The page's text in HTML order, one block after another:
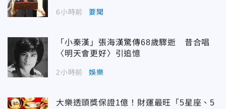
6小時前 要聞
「小秦漢」張海漢驚傳68歲驟逝 昔合唱
〈明天會更好〉引追憶
2小時前 娛樂
大樂透頭獎保證1億！財運最旺「5星座、5